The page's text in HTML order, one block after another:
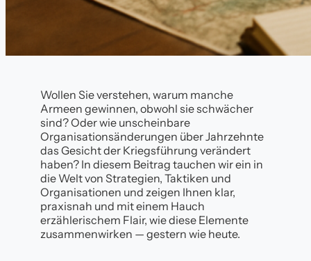
Wollen Sie verstehen, warum manche
Armeen gewinnen, obwohl sie schwächer
sind? Oder wie unscheinbare
Organisationsänderungen über Jahrzehnte
das Gesicht der Kriegsführung verändert
haben? In diesem Beitrag tauchen wir ein in
die Welt von Strategien, Taktiken und
Organisationen und zeigen Ihnen klar,
praxisnah und mit einem Hauch
erzählerischem Flair, wie diese Elemente
zusammenwirken — gestern wie heute.